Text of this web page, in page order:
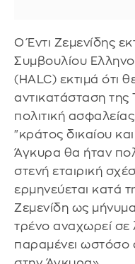
Ο Έντι Ζεμενίδης
Συμβουλίου
(HALC) εκτιμά ότι
αντικατάσταση της
πολιτική
"κράτος δικαίου
Άγκυρα θα ήταν
στενή εταιρική
ερμηνεύεται κατά
Ζεμενίδη ως
τρένο αναχωρεί σε
παραμένει ωστόσο